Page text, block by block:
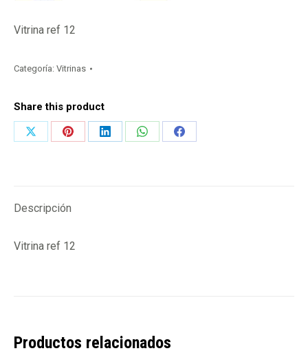
Vitrina ref 12
Categoría: Vitrinas
Share this product
Share
Share
Share
Share
Share
Descripción
Vitrina ref 12
Productos relacionados